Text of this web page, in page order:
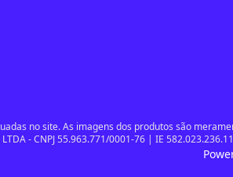
no site. As imagens dos produtos são
- CNPJ 55.963.771/0001-76 | IE